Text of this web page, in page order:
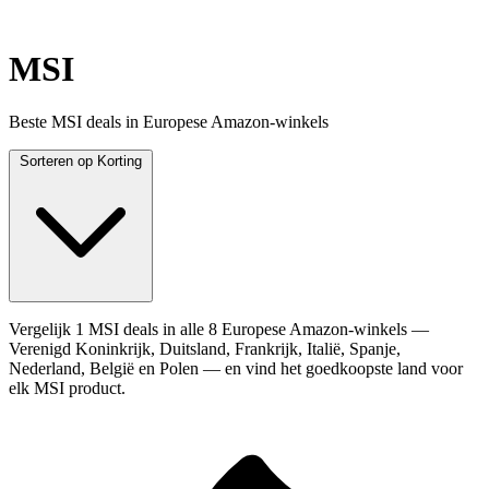
MSI
Beste MSI deals in Europese Amazon-winkels
Sorteren op Korting
Vergelijk 1 MSI deals in alle 8 Europese Amazon-winkels —
Verenigd Koninkrijk, Duitsland, Frankrijk, Italië, Spanje,
Nederland, België en Polen — en vind het goedkoopste land voor
elk MSI product.